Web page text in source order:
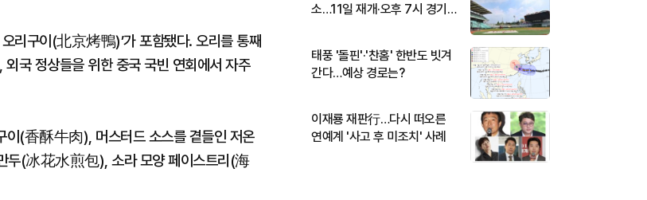
리구이(北京烤鴨)’가 포함됐다. 오리를 통째
국 정상들을 위한 중국 국빈 연회에서 자주
(香酥牛肉), 머스터드 소스를 곁들인 저온
두(冰花水煎包), 소라 모양 페이스트리(海
소…11일 재개·오후 7시 경기
태풍 '돌핀'·'찬홈' 한반도 빗겨
간다…예상 경로는?
이재룡 재판行…다시 떠오른
연예계 '사고 후 미조치' 사례